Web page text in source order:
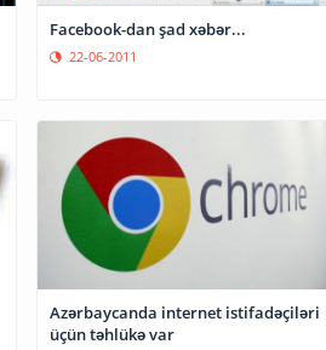
Facebook-dan şad xəbər...
22-06-2011
Azərbaycanda internet istifadəçiləri
üçün təhlükə var